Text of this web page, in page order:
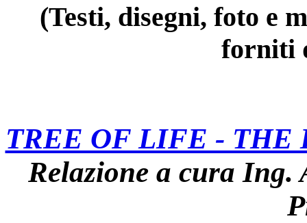
(Testi, disegni, foto e
forniti
TREE OF LIFE - THE
Relazione a cura Ing.